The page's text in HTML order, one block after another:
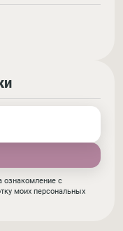
ознакомление с
моих персональных